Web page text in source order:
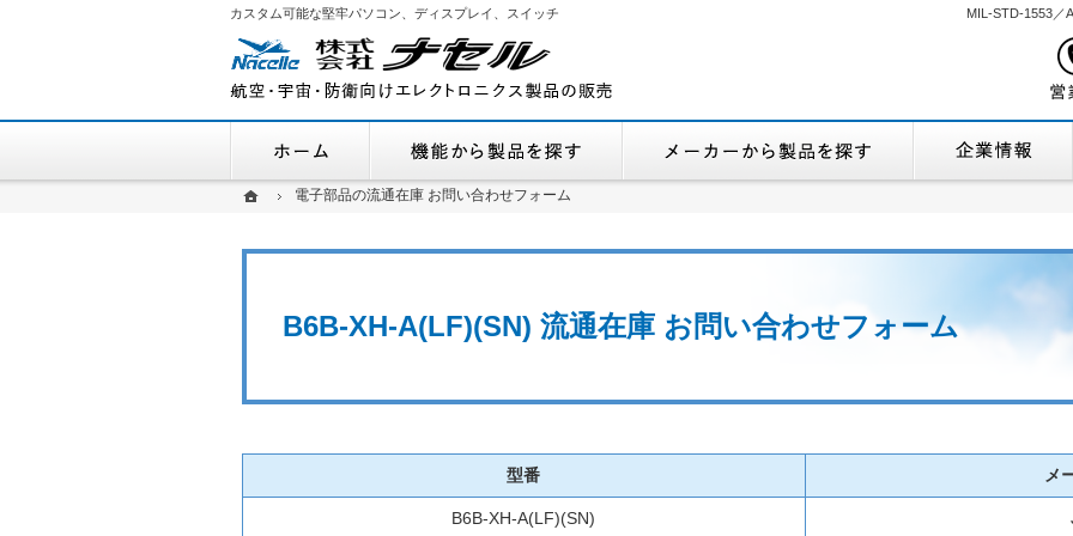
ホーム電子部品の流通在庫 お問い合わせフォーム
B6B-XH-A(LF)(SN) 流通在庫 お問い合わせフォーム
MIL-STD-1553／
カスタム可能な堅牢パソコン、ディスプレイ、スイッチ
型番 メ
B6B-XH-A(LF)(SN)
ホーム電子部品の流通在庫 お問い合わせフォーム